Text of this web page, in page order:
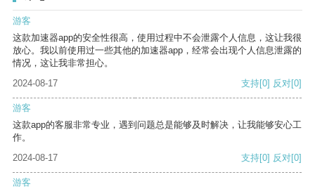
游客
这款加速器app的安全性很高，使用过程中不会泄露个人信息，这让我很
放心。我以前使用过一些其他的加速器app，经常会出现个人信息泄露的
情况，这让我非常担心。
2024-08-17
支持[0] 反对[0]
游客
这款app的客服非常专业，遇到问题总是能够及时解决，让我能够安心工
作。
2024-08-17
支持[0] 反对[0]
游客